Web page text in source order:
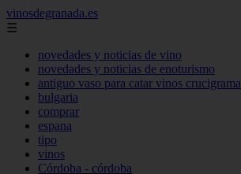
vinosdegranada.es
☰
novedades y noticias de vino
novedades y noticias de enoturismo
antiguo vaso para catar vinos crucigrama
bulgaria
comprar
espana
tipo
vinos
Córdoba - córdoba